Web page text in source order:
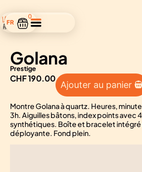
0
FR EN
Golana
Prestige
CHF190.00
Ajouter au panier
Montre Golana à quartz. Heures,
3h. Aiguilles bâtons, index points avec
synthétiques. Boîte et bracelet
déployante. Fond plein.